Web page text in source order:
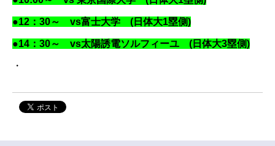
●12：30～ vs富士大学 (日体大1塁側)
●14：30～ vs太陽誘電ソルフィーユ (日体大3塁側)
・